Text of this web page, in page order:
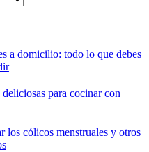
a domicilio: todo lo que debes
para cocinar con
los cólicos menstruales y otros